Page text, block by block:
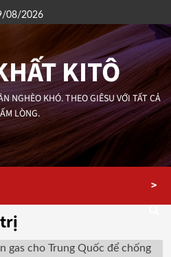
08/2026
KITÔ
NGHÈO KHÓ. THEO GIÊSU VỚI TẤT CẢ
LÒNG.
>